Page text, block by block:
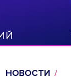
НОВОСТИ